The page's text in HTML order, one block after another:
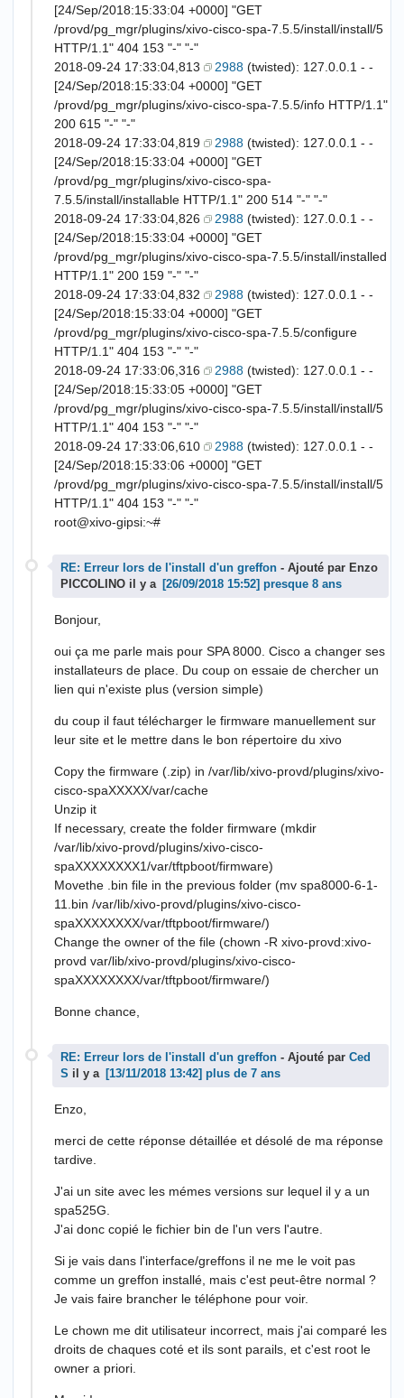
[24/Sep/2018:15:33:04 +0000] "GET
/provd/pg_mgr/plugins/xivo-cisco-spa-7.5.5/install/install/5
HTTP/1.1" 404 153 "-" "-"
2018-09-24 17:33:04,813
2988 (twisted): 127.0.0.1 - -
[24/Sep/2018:15:33:04 +0000] "GET
/provd/pg_mgr/plugins/xivo-cisco-spa-7.5.5/info HTTP/1.1"
200 615 "-" "-"
2018-09-24 17:33:04,819
2988 (twisted): 127.0.0.1 - -
[24/Sep/2018:15:33:04 +0000] "GET
/provd/pg_mgr/plugins/xivo-cisco-spa-
7.5.5/install/installable HTTP/1.1" 200 514 "-" "-"
2018-09-24 17:33:04,826
2988 (twisted): 127.0.0.1 - -
[24/Sep/2018:15:33:04 +0000] "GET
/provd/pg_mgr/plugins/xivo-cisco-spa-7.5.5/install/installed
HTTP/1.1" 200 159 "-" "-"
2018-09-24 17:33:04,832
2988 (twisted): 127.0.0.1 - -
[24/Sep/2018:15:33:04 +0000] "GET
/provd/pg_mgr/plugins/xivo-cisco-spa-7.5.5/configure
HTTP/1.1" 404 153 "-" "-"
2018-09-24 17:33:06,316
2988 (twisted): 127.0.0.1 - -
[24/Sep/2018:15:33:05 +0000] "GET
/provd/pg_mgr/plugins/xivo-cisco-spa-7.5.5/install/install/5
HTTP/1.1" 404 153 "-" "-"
2018-09-24 17:33:06,610
2988 (twisted): 127.0.0.1 - -
[24/Sep/2018:15:33:06 +0000] "GET
/provd/pg_mgr/plugins/xivo-cisco-spa-7.5.5/install/install/5
HTTP/1.1" 404 153 "-" "-"
root@xivo-gipsi:~#
RE: Erreur lors de l'install d'un greffon - Ajouté par Enzo
PICCOLINO il y a
presque 8 ans
Bonjour,
oui ça me parle mais pour SPA 8000. Cisco a changer ses
installateurs de place. Du coup on essaie de chercher un
lien qui n'existe plus (version simple)
du coup il faut télécharger le firmware manuellement sur
leur site et le mettre dans le bon répertoire du xivo
Copy the firmware (.zip) in /var/lib/xivo-provd/plugins/xivo-
cisco-spaXXXXX/var/cache
Unzip it
If necessary, create the folder firmware (mkdir
/var/lib/xivo-provd/plugins/xivo-cisco-
spaXXXXXXXX1/var/tftpboot/firmware)
Movethe .bin file in the previous folder (mv spa8000-6-1-
11.bin /var/lib/xivo-provd/plugins/xivo-cisco-
spaXXXXXXXX/var/tftpboot/firmware/)
Change the owner of the file (chown -R xivo-provd:xivo-
provd var/lib/xivo-provd/plugins/xivo-cisco-
spaXXXXXXXX/var/tftpboot/firmware/)
Bonne chance,
RE: Erreur lors de l'install d'un greffon - Ajouté par Ced
S il y a plus de 7 ans
Enzo,
merci de cette réponse détaillée et désolé de ma réponse
tardive.
J'ai un site avec les mémes versions sur lequel il y a un
spa525G.
J'ai donc copié le fichier bin de l'un vers l'autre.
Si je vais dans l'interface/greffons il ne me le voit pas
comme un greffon installé, mais c'est peut-être normal ?
Je vais faire brancher le téléphone pour voir.
Le chown me dit utilisateur incorrect, mais j'ai comparé les
droits de chaques coté et ils sont parails, et c'est root le
owner a priori.